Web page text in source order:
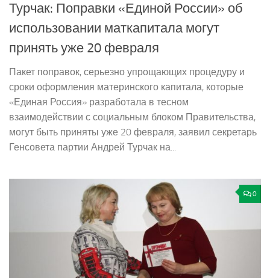
Турчак: Поправки «Единой России» об
использовании маткапитала могут
принять уже 20 февраля
Пакет поправок, серьезно упрощающих процедуру и
сроки оформления материнского капитала, которые
«Единая Россия» разработала в тесном
взаимодействии с социальным блоком Правительства,
могут быть приняты уже 20 февраля, заявил секретарь
Генсовета партии Андрей Турчак на...
0